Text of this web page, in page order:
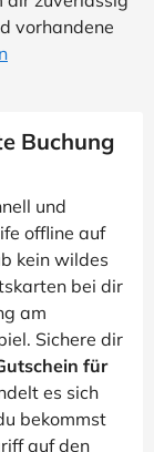
vorhandene
Buchung
und
offline auf
kein wildes
bei dir
am
Sichere dir
für
es sich
bekommst
auf den